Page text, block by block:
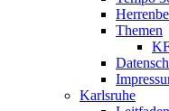
Themen
Karlsruhe